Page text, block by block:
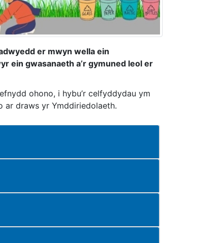
er mwyn wella ein
ein gwasanaeth a’r gymuned leol er
ohono, i hybu’r celfyddydau ym
ar draws yr Ymddiriedolaeth.